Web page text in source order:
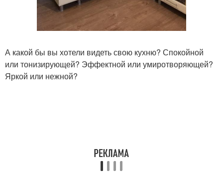
А какой бы вы хотели видеть свою кухню? Спокойной
или тонизирующей? Эффектной или умиротворяющей?
Яркой или нежной?